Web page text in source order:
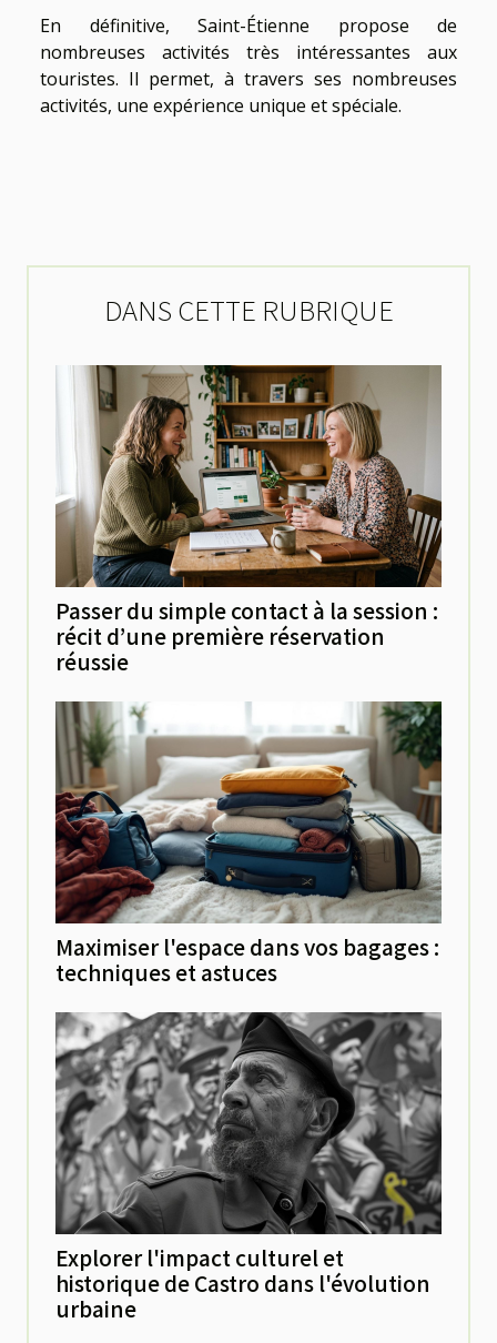
En définitive, Saint-Étienne propose de
nombreuses activités très intéressantes aux
touristes. Il permet, à travers ses nombreuses
activités, une expérience unique et spéciale.
DANS CETTE RUBRIQUE
Passer du simple contact à la session :
récit d’une première réservation
réussie
Maximiser l'espace dans vos bagages :
techniques et astuces
Explorer l'impact culturel et
historique de Castro dans l'évolution
urbaine